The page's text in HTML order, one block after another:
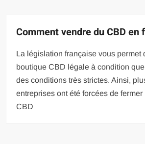
Comment vendre du CBD en
La législation française vous permet
boutique CBD légale à condition
des conditions très strictes. Ainsi,
entreprises ont été forcées de
CBD